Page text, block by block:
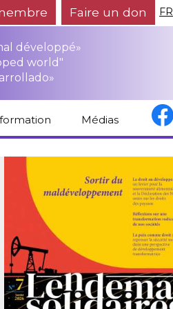
Faire un don FR
développé»
world"
Médias
Revue de presse